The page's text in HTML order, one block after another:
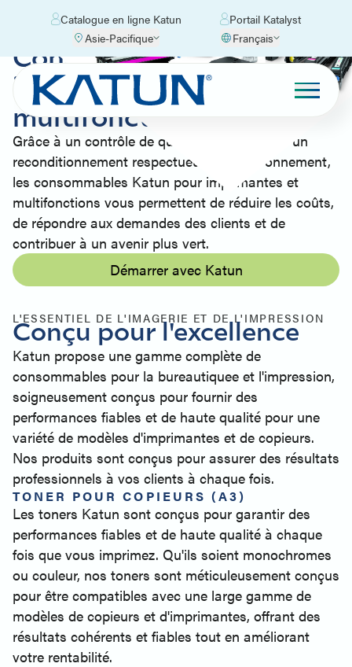
Catalogue en ligne Katun
Portail Katalyst
Asie-Pacifique
Français
Consommables pour
imprimantes et
multifonctions
Grâce à un contrôle de qualité rigoureux et à un
reconditionnement respectueux de l'environnement,
les consommables Katun pour imprimantes et
multifonctions vous permettent de réduire les coûts,
de répondre aux demandes des clients et de
contribuer à un avenir plus vert.
Démarrer avec Katun
L'ESSENTIEL DE L'IMAGERIE ET DE L'IMPRESSION
Conçu pour l'excellence
Katun propose une gamme complète de
consommables pour la bureautiquee et l'impression,
soigneusement conçus pour fournir des
performances fiables et de haute qualité pour une
variété de modèles d'imprimantes et de copieurs.
Nos produits sont conçus pour assurer des résultats
professionnels à vos clients à chaque fois.
TONER POUR COPIEURS (A3)
Les toners Katun sont conçus pour garantir des
performances fiables et de haute qualité à chaque
fois que vous imprimez. Qu'ils soient monochromes
ou couleur, nos toners sont méticuleusement conçus
pour être compatibles avec une large gamme de
modèles de copieurs et d'imprimantes, offrant des
résultats cohérents et fiables tout en améliorant
votre rentabilité.